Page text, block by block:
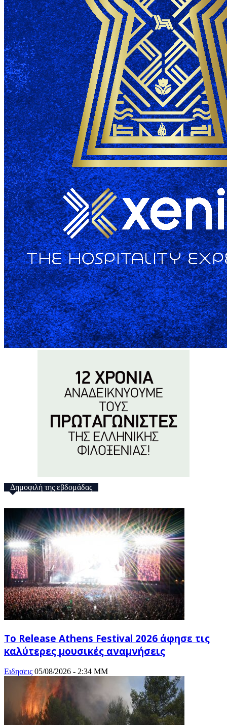
Δημοφιλή της εβδομάδας
Το Release Athens Festival 2026 άφησε τις
καλύτερες μουσικές αναμνήσεις
Ειδησεις 05/08/2026 - 2:34 ΜΜ